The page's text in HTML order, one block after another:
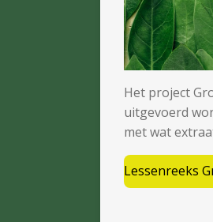
Het project
uitgevoerd
met wat
Lessenreeks